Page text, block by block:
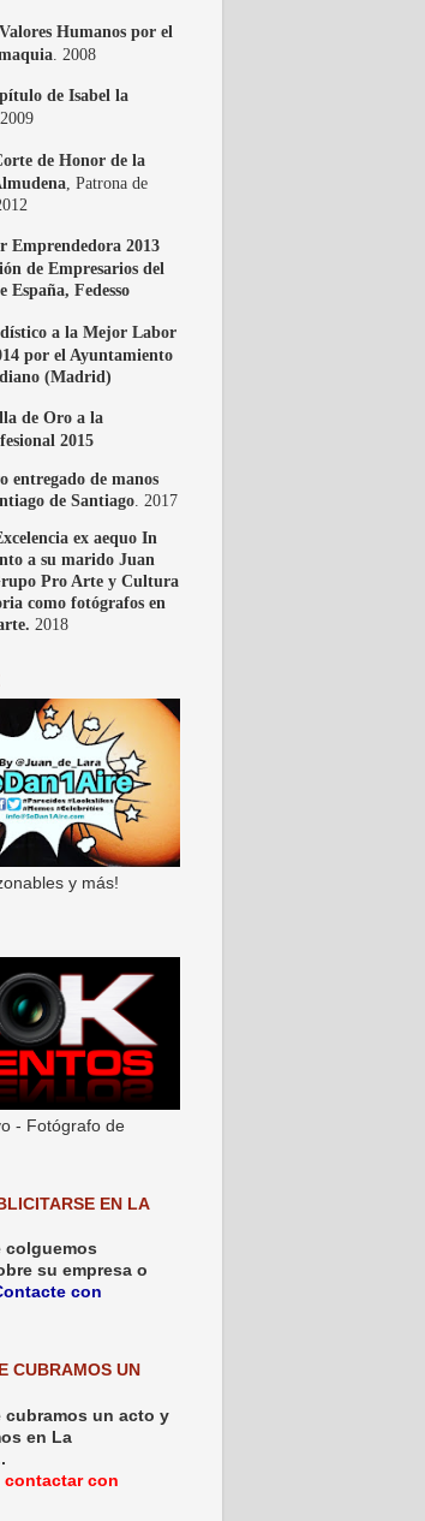
Humanos por el
. 2008
de Isabel la
de Honor de la
, Patrona de
Emprendedora 2013
de Empresarios del
España, Fedesso
a la Mejor Labor
por el Ayuntamiento
(Madrid)
de Oro a la
2015
entregado de manos
de Santiago . 2017
ex aequo In
a su marido Juan
Pro Arte y Cultura
como fotógrafos en
2018
y más!
- Fotógrafo de
EN LA
colguemos
su empresa o
con
CUBRAMOS UN
cubramos un acto y
en La
contactar con